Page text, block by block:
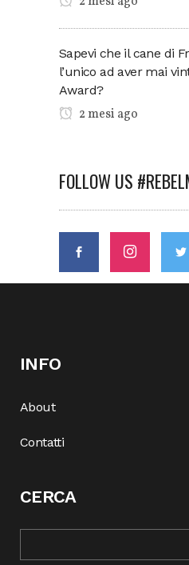
Sapevi che il cane di
l’unico ad aver mai
Award?
2 mesi ago
FOLLOW US
INFO
About
Contatti
CERCA